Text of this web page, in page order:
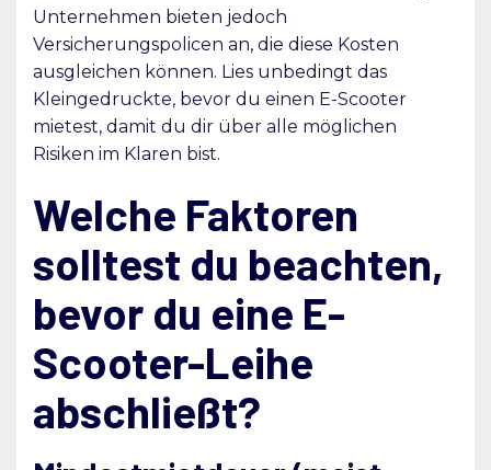
Unternehmen bieten jedoch
Versicherungspolicen an, die diese Kosten
ausgleichen können. Lies unbedingt das
Kleingedruckte, bevor du einen E-Scooter
mietest, damit du dir über alle möglichen
Risiken im Klaren bist.
Welche Faktoren
solltest du beachten,
bevor du eine E-
Scooter-Leihe
abschließt?